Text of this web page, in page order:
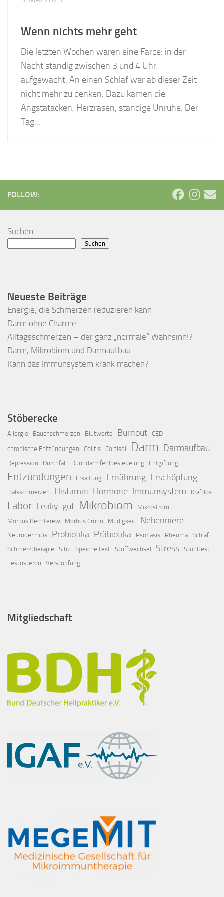
Wenn nichts mehr geht
Die letzten Wochen waren eine Farce: in der
Nacht ständig zwischen 3 und 4 Uhr
aufgewacht. An einen Schlaf war ab dieser Zeit
nicht mehr zu denken. Dazu kamen die
Angstatacken, Herzrasen, ständige Unruhe. Der
Tag...
FOLLOW:
Suchen
Suchen
Neueste Beiträge
Energie, die Schmerzen reduzieren kann
Darm ohne Charme
Alltagsschmerzen – der ganz „normale“ Wahnsinn!?
Darm, Mikrobiom und Darmaufbau
Kann das Immunsystem krank machen?
Stöberecke
Allergie Bauchschmerzen Blutwerte Burnout
CED
chronische Entzündungen
Colitis Cortisol Darm Darmaufbau
Depression Durchfall Dünndarmfehlbesiedelung Entgiftung
Entzündungen Erkältung Ernährung Erschöpfung
Halsschmerzen Histamin Hormone Immunsystem Kraftlos
Labor Leaky-gut Mikrobiom
Mikrostrom
Morbus Bechterew
Morbus Crohn Müdigkeit Nebenniere
Neurodermitis Probiotika Präbiotika Psoriasis Rheuma Schlaf
Schmerztherapie
Sibo Speicheltest Stoffwechsel Stress Stuhltest
Testosteron
Verstopfung
Mitgliedschaft